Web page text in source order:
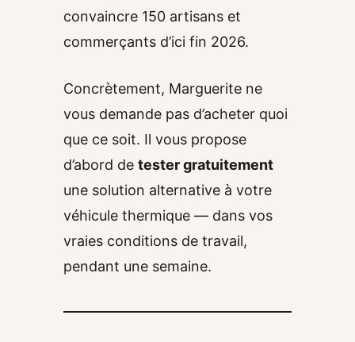
convaincre 150 artisans et
commerçants d’ici fin 2026.
Concrètement, Marguerite ne
vous demande pas d’acheter quoi
que ce soit. Il vous propose
d’abord de tester gratuitement
une solution alternative à votre
véhicule thermique — dans vos
vraies conditions de travail,
pendant une semaine.